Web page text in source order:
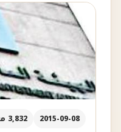
2015-09-08 3,832 مشاهدة